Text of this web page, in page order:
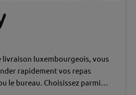
livraison luxembourgeois, vous
rapidement vos repas
le bureau. Choisissez parmi